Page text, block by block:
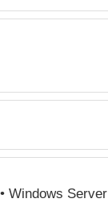
Windows